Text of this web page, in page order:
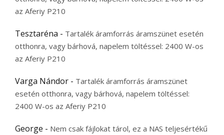
az Aferiy P210
Tesztaréna - Tartalék áramforrás áramszünet esetén
otthonra, vagy bárhová, napelem töltéssel: 2400 W-os
az Aferiy P210
Varga Nándor - Tartalék áramforrás áramszünet
esetén otthonra, vagy bárhová, napelem töltéssel:
2400 W-os az Aferiy P210
George - Nem csak fájlokat tárol, ez a NAS teljesértékű